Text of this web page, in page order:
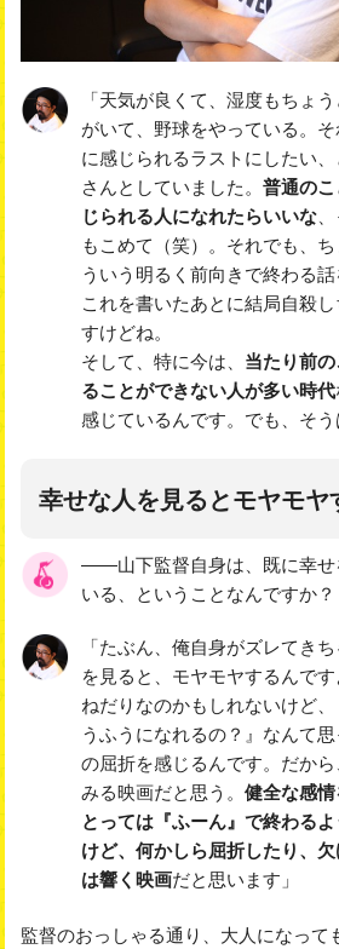
「天気が良くて、湿度もちょ
がいて、野球をやっている。
に感じられるラストにしたい
さんとしていました。 普通の
じられる人になれたらいいな
もこめて（笑）。それでも、
ういう明るく前向きで終わる話
これを書いたあとに結局自殺
すけどね。
そして、特に今は、 当たり前
ることができない人が多い時代
感じているんです。でも、そう
幸せな人を見るとモヤモヤ
――山下監督自身は、既に幸せ
いる、ということなんですか？
「たぶん、俺自身がズレてき
を見ると、モヤモヤするんで
ねだりなのかもしれないけど
うふうになれるの？』なんて
の屈折を感じるんです。だか
みる映画だと思う。 健全な感
とっては『ふーん』で終わる
けど、何かしら屈折したり、
は響く映画だと思います」
監督のおっしゃる通り、大人になって